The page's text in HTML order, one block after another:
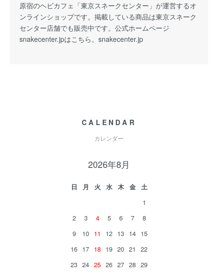
原宿のヘビカフェ「東京スネークセンター」が運営するオ
ンラインショップです。掲載している商品は東京スネーク
センター店舗でも販売中です。公式ホームページ
snakecenter.jpはこちら。 snakecenter.jp
CALENDAR
カレンダー
2026年8月
日 月 火 水 木 金
土
1
2
3 4 5 6 7
8
9
10 11 12 13 14 15
16 17 18 19 20 21
22
23 24 25 26 27 28 29